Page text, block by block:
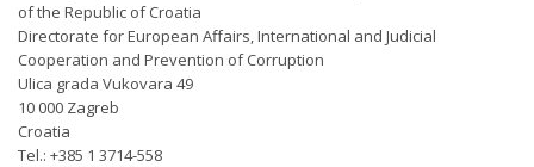
of the Republic of Croatia
Directorate for European Affairs, International and Judicial
Cooperation and Prevention of Corruption
Ulica grada Vukovara 49
10 000 Zagreb
Croatia
Tel.: +385 1 3714-558